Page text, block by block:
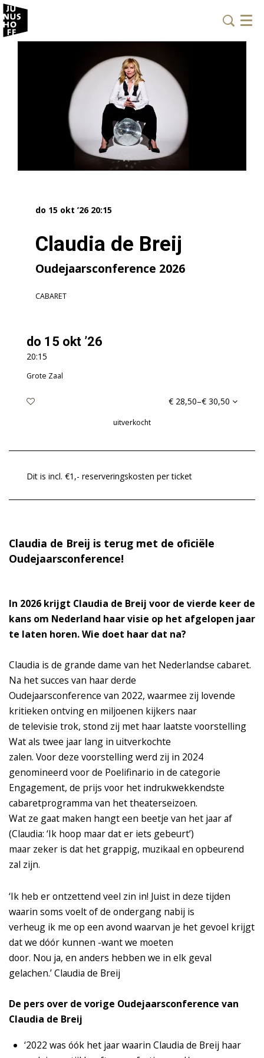
Menu
Claudia de Breij
Oudejaarsconference 2026
do 15 okt ’26 20:15
CABARET
do 15 okt ’26
20:15
Grote Zaal
€ 28,50–€ 30,50
uitverkocht
Dit is incl. €1,- reserveringskosten per ticket
Claudia de Breij is terug met de oficiële
Oudejaarsconference!
In 2026 krijgt Claudia de Breij voor de vierde keer de
kans om Nederland haar visie op het afgelopen jaar
te laten horen. Wie doet haar dat na?
Claudia is de grande dame van het Nederlandse cabaret.
Na het succes van haar derde
Oudejaarsconference van 2022, waarmee zij lovende
kritieken ontving en miljoenen kijkers naar
de televisie trok, stond zij met haar laatste voorstelling
Wat als twee jaar lang in uitverkochte
zalen. Voor deze voorstelling werd zij in 2024
genomineerd voor de Poelifinario in de categorie
Engagement, de prijs voor het indrukwekkendste
cabaretprogramma van het theaterseizoen.
Wat ze gaat maken hangt een beetje van het jaar af
(Claudia: ‘Ik hoop maar dat er iets gebeurt’)
maar zeker is dat het grappig, muzikaal en opbeurend
zal zijn.
‘Ik heb er ontzettend veel zin in! Juist in deze tijden
waarin soms voelt of de ondergang nabij is
verheug ik me op een avond waarvan je het gevoel krijgt
dat we dóór kunnen -want we moeten
door. Nou ja, en anders hebben we in elk geval
gelachen.’ Claudia de Breij
De pers over de vorige Oudejaarsconference van
Claudia de Breij
‘2022 was óók het jaar waarin Claudia de Breij haar